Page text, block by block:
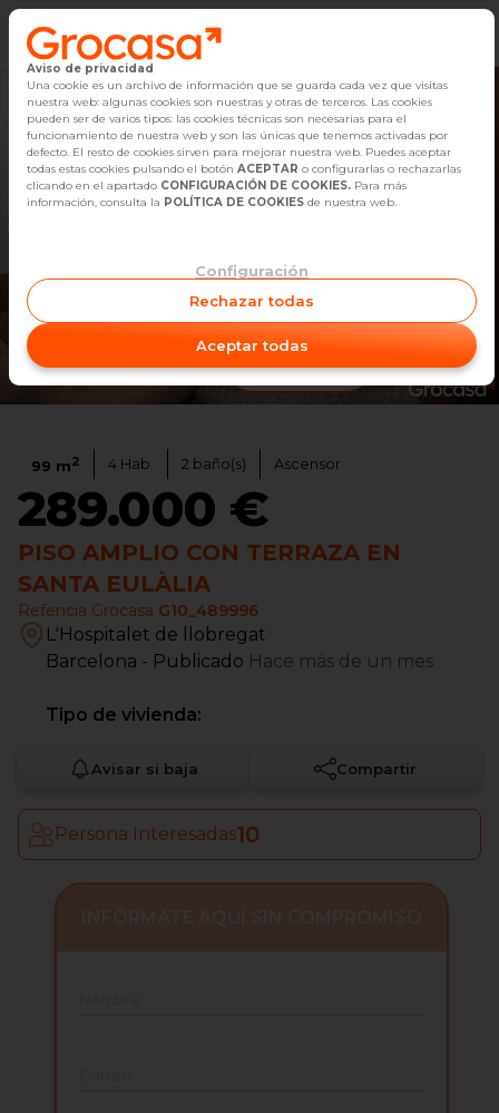
Vender
Buscar Inmuebles
Alquiler
Empleo
Oficinas
Contacto 1/25
99 m2 4 Hab. 2 baño(s) Ascensor
289.000 €
PISO AMPLIO CON TERRAZA EN
SANTA EULÀLIA
Refencia Grocasa G10_489996
L'Hospitalet de llobregat
Barcelona - Publicado Hace más de un mes
Tipo de vivienda:
Avisar si baja Compartir
Persona Interesadas10
Aviso de privacidad
Una cookie es un archivo de información que se guarda cada vez que visitas
nuestra web: algunas cookies son nuestras y otras de terceros. Las cookies
pueden ser de varios tipos: las cookies técnicas son necesarias para el
funcionamiento de nuestra web y son las únicas que tenemos activadas por
defecto. El resto de cookies sirven para mejorar nuestra web. Puedes aceptar
todas estas cookies pulsando el botón ACEPTAR o configurarlas o rechazarlas
clicando en el apartado CONFIGURACIÓN DE COOKIES. Para más
información, consulta la POLÍTICA DE COOKIES de nuestra web.
Configuración
Rechazar todas
Aceptar todas